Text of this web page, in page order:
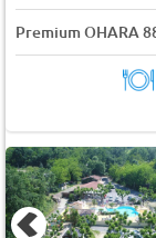
Premium OHARA